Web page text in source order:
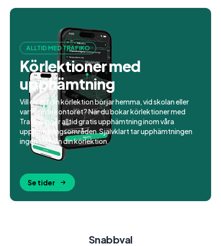
ALLTID MED TRAFIKO
Körlektioner med
upphämtning
Vill du att din körlektion börjar hemma, vid skolan eller
varför inte kontoret? När du bokar körlektioner med
Trafiko ingår alltid gratis upphämtning inom våra
upphämtningsområden. Självklart tar upphämtningen
ingen tid från din körlektion.
Se tider
Snabbval